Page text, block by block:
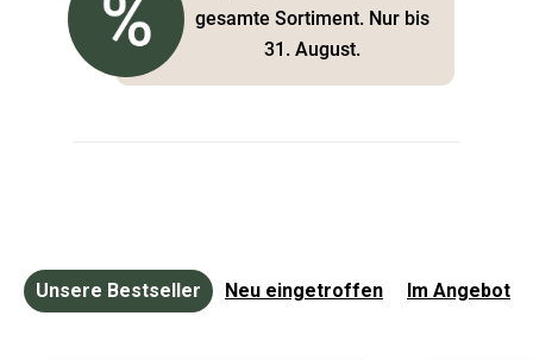
gesamte Sortiment. Nur bis
31. August.
Unsere Bestseller Neu eingetroffen Im Angebot